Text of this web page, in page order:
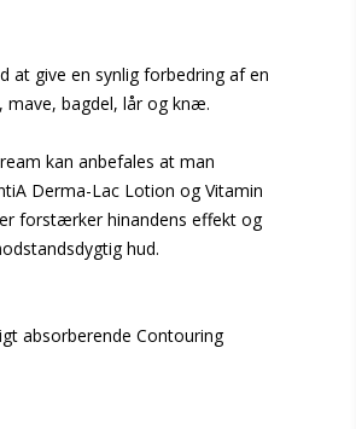
at give en synlig forbedring af en
bagdel, lår og knæ.
kan anbefales at man
Derma-Lac Lotion og Vitamin
forstærker hinandens effekt og
hud.
absorberende Contouring